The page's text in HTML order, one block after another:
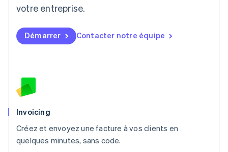
votre entreprise.
Démarrer Contacter notre équipe
Invoicing
Créez et envoyez une facture à vos clients en
quelques minutes, sans code.
Malaisie
Malte
English
Mexique
English
Nouvelle-Zélande
Pays-Bas
Nederlands
Pologne
English